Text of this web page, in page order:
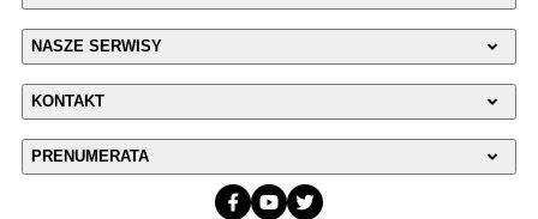
NASZE SERWISY
KONTAKT
PRENUMERATA